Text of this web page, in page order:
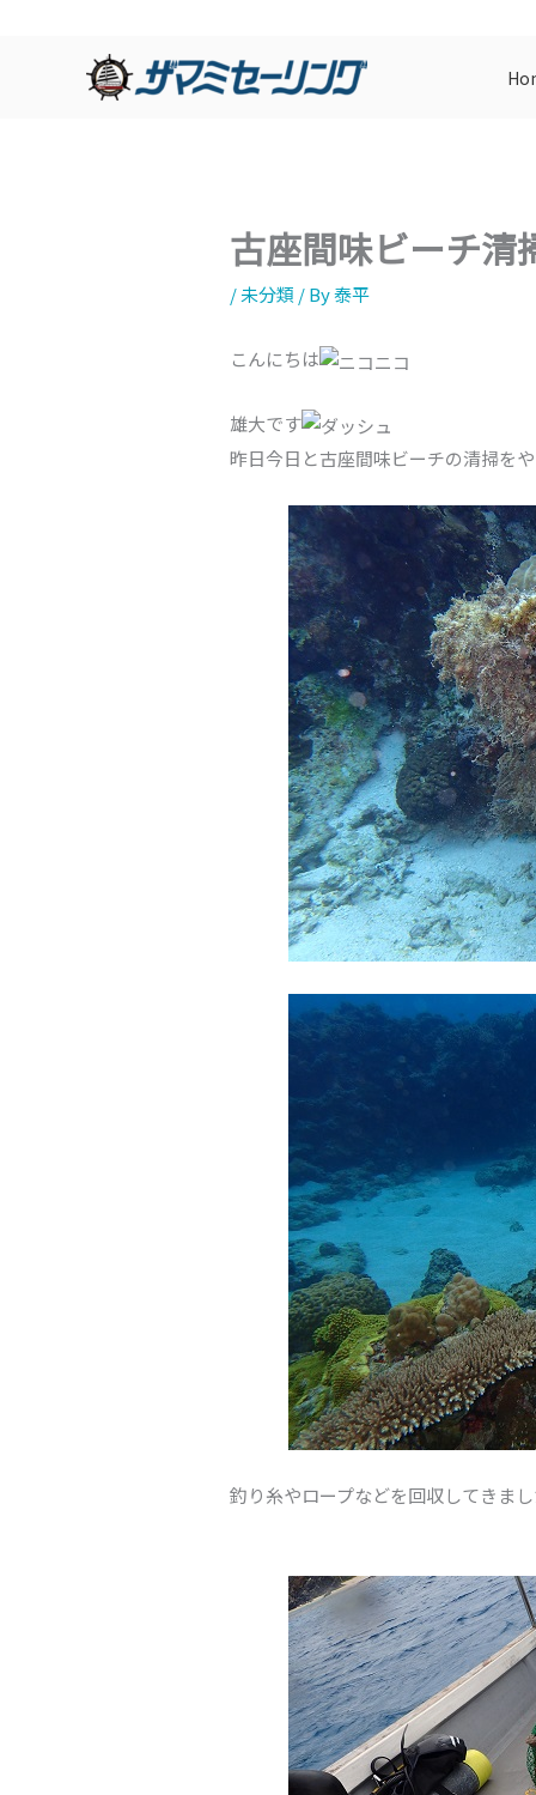
古座間味ビーチ清
/未分類 / By泰平
こんにちは
雄大です
昨日今日と古座間味ビーチの清掃を
釣り糸やロープなどを回収してきま